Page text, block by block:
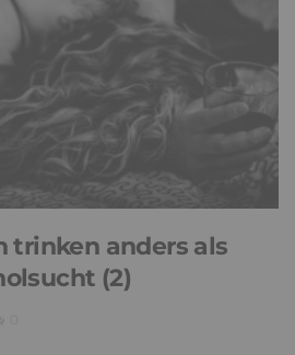
trinken anders als
(2)